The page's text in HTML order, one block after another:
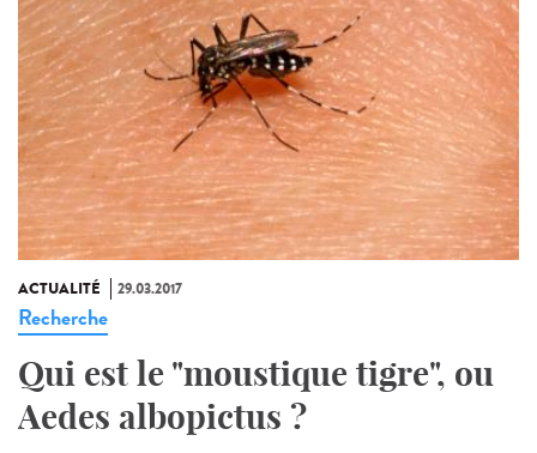
ACTUALITÉ 29.03.2017
Recherche
Qui est le "moustique tigre", ou
Aedes albopictus ?